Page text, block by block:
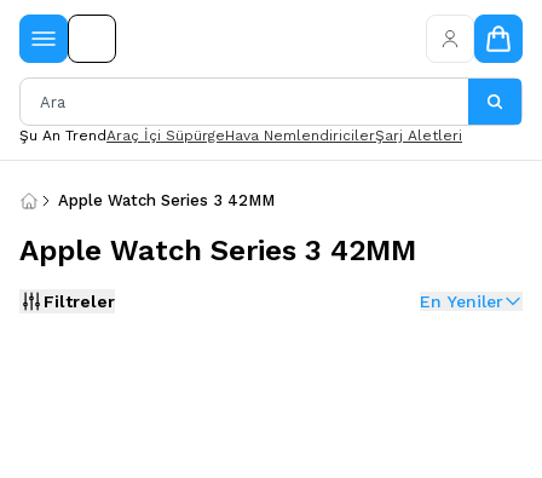
Şu An TrendAraç İçi SüpürgeHava NemlendiricilerŞarj Aletleri
Apple Watch Series 3 42MM
Apple Watch Series 3 42MM
Filtreler En Yeniler